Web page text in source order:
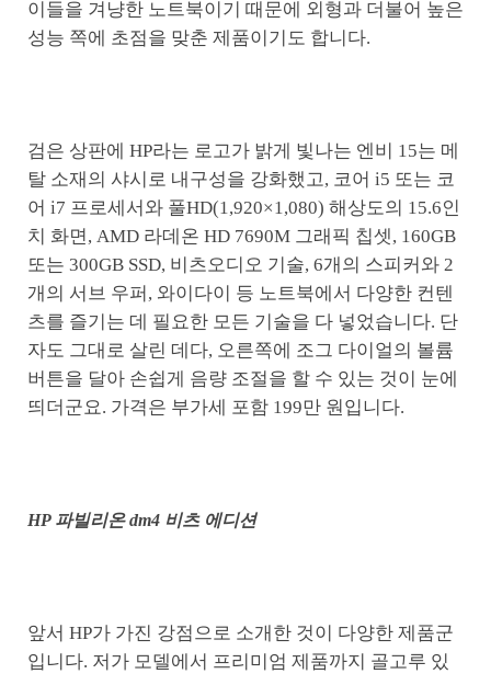
이들을 겨냥한 노트북이기 때문에 외형과 더불어 높은
성능 쪽에 초점을 맞춘 제품이기도 합니다.
검은 상판에 HP라는 로고가 밝게 빛나는 엔비 15는 메
탈 소재의 샤시로 내구성을 강화했고, 코어 i5 또는 코
어 i7 프로세서와 풀HD(1,920×1,080) 해상도의 15.6인
치 화면, AMD 라데온 HD 7690M 그래픽 칩셋, 160GB
또는 300GB SSD, 비츠오디오 기술, 6개의 스피커와 2
개의 서브 우퍼, 와이다이 등 노트북에서 다양한 컨텐
츠를 즐기는 데 필요한 모든 기술을 다 넣었습니다. 단
자도 그대로 살린 데다, 오른쪽에 조그 다이얼의 볼륨
버튼을 달아 손쉽게 음량 조절을 할 수 있는 것이 눈에
띄더군요. 가격은 부가세 포함 199만 원입니다.
HP 파빌리온 dm4 비츠 에디션
앞서 HP가 가진 강점으로 소개한 것이 다양한 제품군
입니다. 저가 모델에서 프리미엄 제품까지 골고루 있